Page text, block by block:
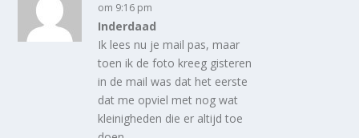
om 9:16 pm
Inderdaad
Ik lees nu je mail pas, maar
toen ik de foto kreeg gisteren
in de mail was dat het eerste
dat me opviel met nog wat
kleinigheden die er altijd toe